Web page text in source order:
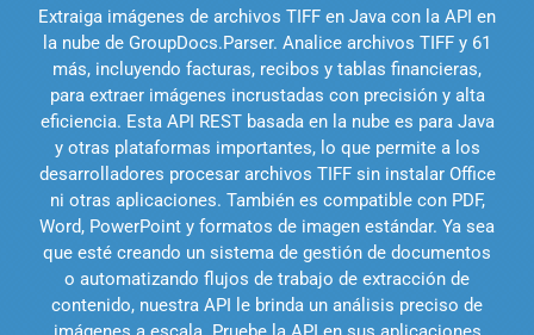
Extraiga imágenes de archivos TIFF en Java con la API en
la nube de GroupDocs.Parser. Analice archivos TIFF y 61
más, incluyendo facturas, recibos y tablas financieras,
para extraer imágenes incrustadas con precisión y alta
eficiencia. Esta API REST basada en la nube es para Java
y otras plataformas importantes, lo que permite a los
desarrolladores procesar archivos TIFF sin instalar Office
ni otras aplicaciones. También es compatible con PDF,
Word, PowerPoint y formatos de imagen estándar. Ya sea
que esté creando un sistema de gestión de documentos
o automatizando flujos de trabajo de extracción de
contenido, nuestra API le brinda un análisis preciso de